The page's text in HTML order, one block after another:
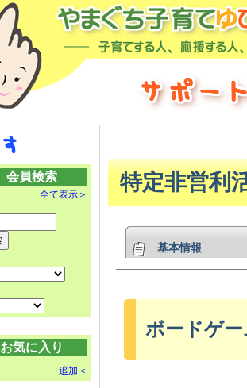
会員検索
全て表示＞
お気に入り
追加＜
特定非営利
基本情報
ボードゲ